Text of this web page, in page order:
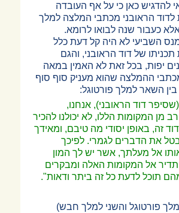
להדגיש כאן כי על אף העובדה
הראובני מכתבי המלצה למלך
כעבור שנה לבואו לרומא.
השביעי לא היה קל דעת כלל
של דוד הראובני, והגם
יפות, בכל זאת לא האמין במאה
ההמלצה שהוא מעניק סוף סוף
השאר למלך פורטוגל:
דוד הראובני), אנחנו,
מן המקומות הללו, לא יכולנו להכיר
זה, באופן יסודי מה טיבם, ומאידך
את הדברים לגמרי. לפיכך
אל מעלתך, אשר יש לך המון
אל המקומות האלה ומבקרים
תוכל לדעת כל זה ביתר ודאות".
פורטוגל והשני למלך חבש)